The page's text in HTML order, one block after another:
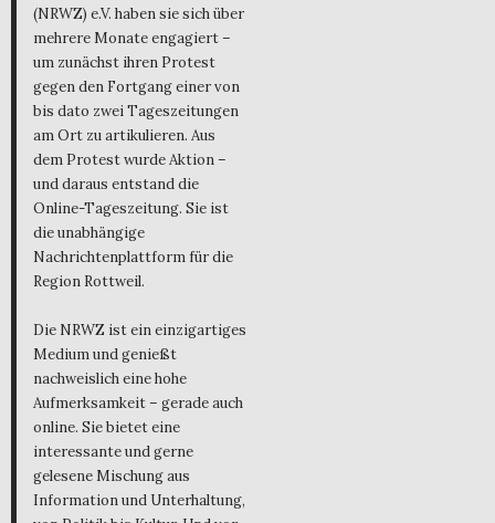
(NRWZ) e.V. haben sie sich über
mehrere Monate engagiert –
um zunächst ihren Protest
gegen den Fortgang einer von
bis dato zwei Tageszeitungen
am Ort zu artikulieren. Aus
dem Protest wurde Aktion –
und daraus entstand die
Online-Tageszeitung. Sie ist
die unabhängige
Nachrichtenplattform für die
Region Rottweil.
Die NRWZ ist ein einzigartiges
Medium und genießt
nachweislich eine hohe
Aufmerksamkeit – gerade auch
online. Sie bietet eine
interessante und gerne
gelesene Mischung aus
Information und Unterhaltung,